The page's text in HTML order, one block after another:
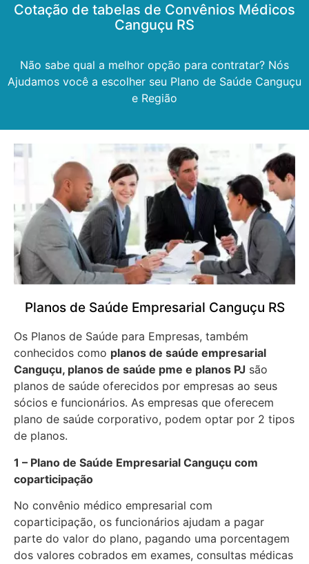
Cotação de tabelas de Convênios Médicos
Canguçu RS
Não sabe qual a melhor opção para contratar? Nós
Ajudamos você a escolher seu Plano de Saúde Canguçu
e Região
Planos de Saúde Empresarial Canguçu RS
Os Planos de Saúde para Empresas, também
conhecidos como planos de saúde empresarial
Canguçu, planos de saúde pme e planos PJ são
planos de saúde oferecidos por empresas ao seus
sócios e funcionários. As empresas que oferecem
plano de saúde corporativo, podem optar por 2 tipos
de planos.
1 – Plano de Saúde Empresarial Canguçu com
coparticipação
No convênio médico empresarial com
coparticipação, os funcionários ajudam a pagar
parte do valor do plano, pagando uma porcentagem
dos valores cobrados em exames, consultas médicas